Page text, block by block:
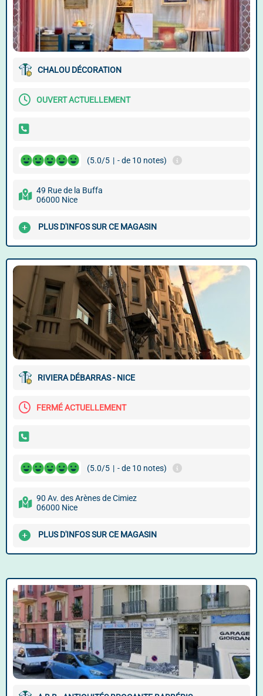
CHALOU DÉCORATION
OUVERT ACTUELLEMENT
(5.0/5 | - de 10 notes)
49 Rue de la Buffa
06000 Nice
PLUS D'INFOS SUR CE MAGASIN
RIVIERA DÉBARRAS - NICE
FERMÉ ACTUELLEMENT
(5.0/5 | - de 10 notes)
90 Av. des Arènes de Cimiez
06000 Nice
PLUS D'INFOS SUR CE MAGASIN